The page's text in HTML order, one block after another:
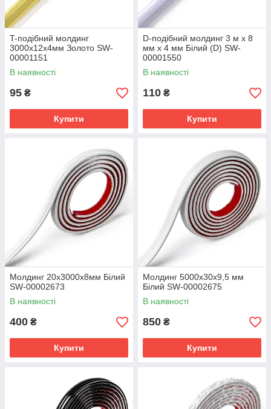
T-подібний молдинг
3000х12х4мм Золото SW-
00001151
В наявності
95 ₴
Купити
D-подібний молдинг 3 м х 8
мм х 4 мм Білий (D) SW-
00001550
В наявності
110 ₴
Купити
Молдинг 20х3000х8мм Білий
SW-00002673
В наявності
400 ₴
Купити
Молдинг 5000х30х9,5 мм
Білий SW-00002675
В наявності
850 ₴
Купити